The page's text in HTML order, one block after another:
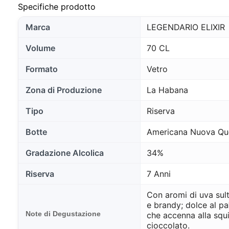
Specifiche prodotto
Marca
LEGENDARIO ELIXIR
Volume 70 CL
Formato Vetro
Zona di Produzione La Habana
Tipo Riserva
Botte Americana Nuova
Gradazione Alcolica 34%
Riserva 7 Anni
Note di Degustazione
Con aromi di uva
e brandy; dolce al
che accenna alla
cioccolato.
queste
vari
e,